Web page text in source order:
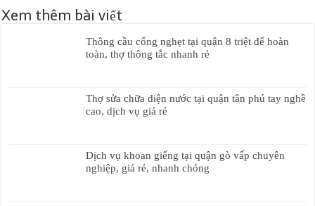
Xem thêm bài viết
Thông cầu cống nghẹt tại quận 8 triệt để hoàn
toàn, thợ thông tắc nhanh rẻ
Thợ sửa chữa điện nước tại quận tân phú tay nghề
cao, dịch vụ giá rẻ
Dịch vụ khoan giếng tại quận gò vấp chuyên
nghiệp, giá rẻ, nhanh chóng